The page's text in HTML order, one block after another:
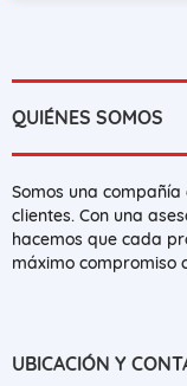
QUIÉNES SOMOS
Somos una
clientes. Con una
hacemos que cada
máximo compromiso
UBICACIÓN Y